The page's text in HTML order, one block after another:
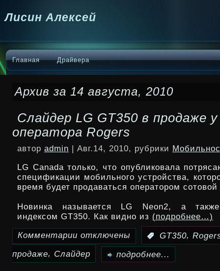
Лисин Алексей
Главная Драйвера
Архив за 14 августа, 2010
Слайдер LG GT350 в продаже у
оператора Rogers
автор admin | Авг.14, 2010, рубрики
LG Canada только, что опубликовала
спецификации мобильного устройства,
время будет продаваться оператором
Новинка называется LG Neon2, а также
индексом GT350. Как видно из (подробнее…)
Комментарии
записи
отключены GT350,
продаже, Слайдер подробнее...